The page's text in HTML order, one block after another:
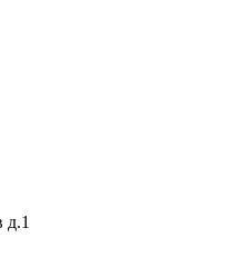
д.1